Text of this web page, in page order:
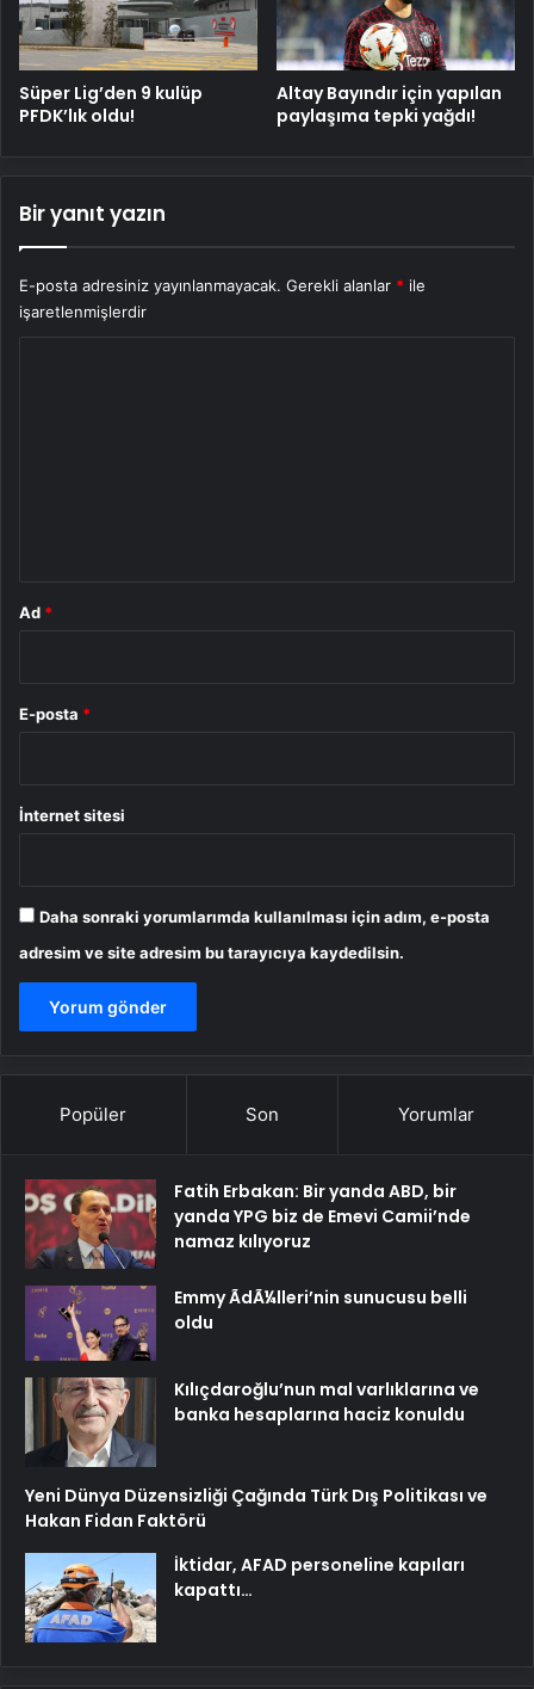
Süper Lig’den 9 kulüp
PFDK’lık oldu!
Altay Bayındır için yapılan
paylaşıma tepki yağdı!
Bir yanıt yazın
E-posta adresiniz yayınlanmayacak. Gerekli alanlar * ile
işaretlenmişlerdir
Ad *
E-posta *
İnternet sitesi
Daha sonraki yorumlarımda kullanılması için adım, e-posta
adresim ve site adresim bu tarayıcıya kaydedilsin.
Popüler Son Yorumlar
Fatih Erbakan: Bir yanda ABD, bir
yanda YPG biz de Emevi Camii’nde
namaz kılıyoruz
Emmy ÃdÃ¼lleri’nin sunucusu belli
oldu
Kılıçdaroğlu’nun mal varlıklarına ve
banka hesaplarına haciz konuldu
Yeni Dünya Düzensizliği Çağında Türk Dış Politikası ve
Hakan Fidan Faktörü
İktidar, AFAD personeline kapıları
kapattı…